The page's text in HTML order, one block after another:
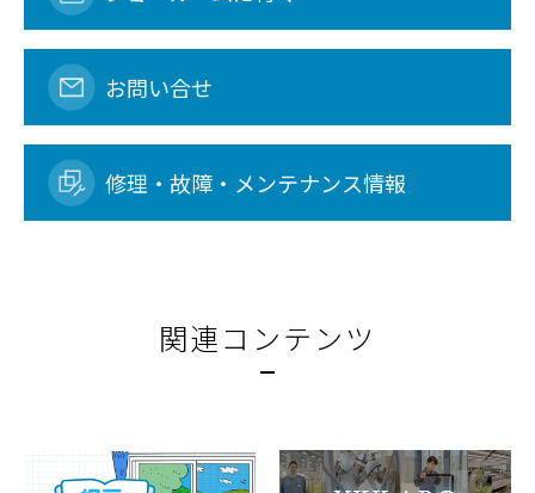
お問い合せ
修理・故障・メンテナンス情報
関連コンテンツ